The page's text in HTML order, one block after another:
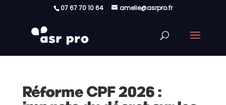
07 67 70 10 64 amelie@asrpro.fr
Réforme CPF 2026 :